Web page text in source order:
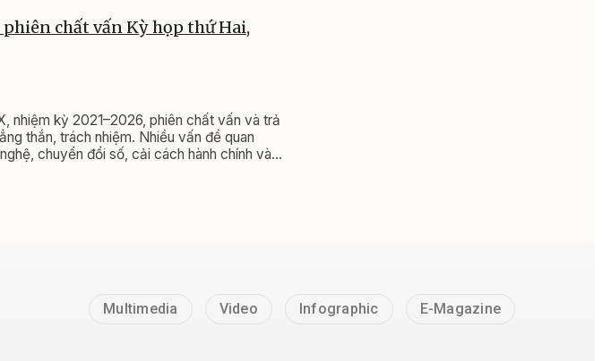
chất vấn Kỳ họp thứ Hai,
nhiệm kỳ 2021–2026, phiên chất vấn và trả
thắn, trách nhiệm. Nhiều vấn đề quan
chuyển đổi số, cải cách hành chính và
Multimedia Video Infographic E-Magazine